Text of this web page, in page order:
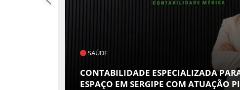
POLÍTICA
FLÁVIO CONFIRMA O DEPUTADO
VICE EM SUA CHAPA